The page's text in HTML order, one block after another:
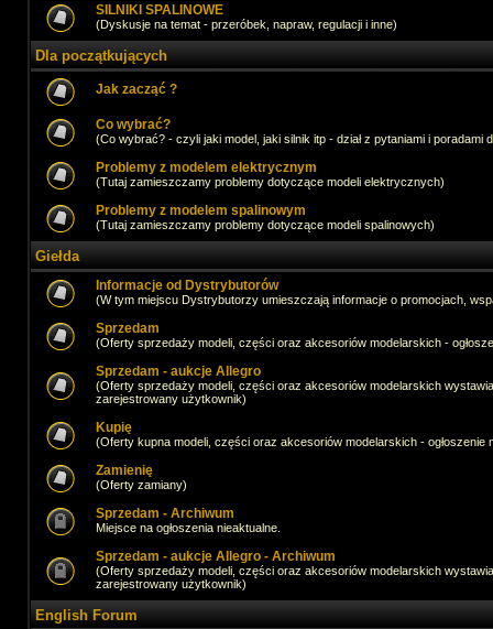
SILNIKI SPALINOWE
(Dyskusje na temat - przeróbek, napraw, regulacji i inne)
Dla początkujących
Jak zacząć ?
Co wybrać?
(Co wybrać? - czyli jaki model, jaki silnik itp - dział z pytaniami i poradami
Problemy z modelem elektrycznym
(Tutaj zamieszczamy problemy dotyczące modeli elektrycznych)
Problemy z modelem spalinowym
(Tutaj zamieszczamy problemy dotyczące modeli spalinowych)
Giełda
Informacje od Dystrybutorów
(W tym miejscu Dystrybutorzy umieszczają informacje o promocjach,
Sprzedam
(Oferty sprzedaży modeli, części oraz akcesoriów modelarskich -
Sprzedam - aukcje Allegro
(Oferty sprzedaży modeli, części oraz akcesoriów modelarskich
zarejestrowany użytkownik)
Kupię
(Oferty kupna modeli, części oraz akcesoriów modelarskich -
Zamienię
(Oferty zamiany)
Sprzedam - Archiwum
Miejsce na ogłoszenia nieaktualne.
Sprzedam - aukcje Allegro - Archiwum
(Oferty sprzedaży modeli, części oraz akcesoriów modelarskich
zarejestrowany użytkownik)
English Forum